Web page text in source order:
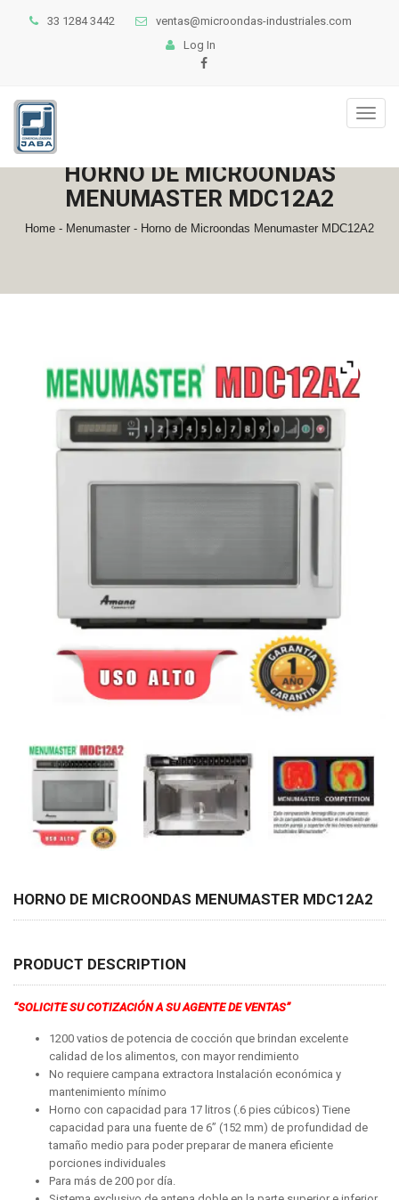
33 1284 3442
ventas@microondas-industriales.com
Log In
HORNO DE MICROONDAS
MENUMASTER MDC12A2
Home - Menumaster - Horno de Microondas Menumaster MDC12A2
HORNO DE MICROONDAS MENUMASTER MDC12A2
PRODUCT DESCRIPTION
“SOLICITE SU COTIZACIÓN A SU AGENTE DE VENTAS”
1200 vatios de potencia de cocción que brindan excelente
calidad de los alimentos, con mayor rendimiento
No requiere campana extractora Instalación económica y
mantenimiento mínimo
Horno con capacidad para 17 litros (.6 pies cúbicos) Tiene
capacidad para una fuente de 6” (152 mm) de profundidad de
tamaño medio para poder preparar de manera eficiente
porciones individuales
Para más de 200 por día.